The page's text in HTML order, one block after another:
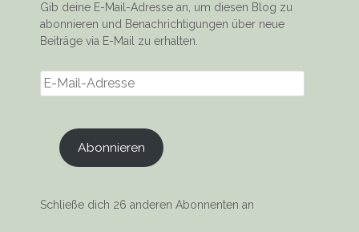
Gib deine E-Mail-Adresse an, um diesen Blog zu
abonnieren und Benachrichtigungen über neue
Beiträge via E-Mail zu erhalten.
E-
Mail-
Abonnieren
Schließe dich 26 anderen Abonnenten an